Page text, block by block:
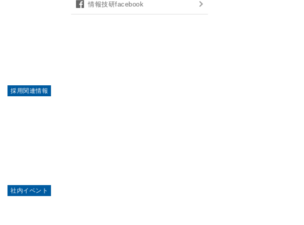
採用関連情報
社内イベント
情報技研facebook